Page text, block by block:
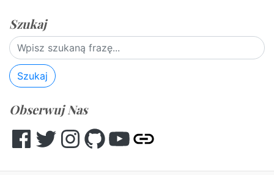
Szukaj
Szukaj
Obserwuj Nas
Facebook
TwitterInstagram
GitHubYouTube
Other